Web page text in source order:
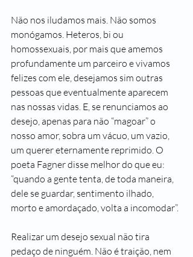
Não nos iludamos mais. Não somos
monógamos. Heteros, bi ou
homossexuais, por mais que amemos
profundamente um parceiro e vivamos
felizes com ele, desejamos sim outras
pessoas que eventualmente aparecem
nas nossas vidas. E, se renunciamos ao
desejo, apenas para não “magoar” o
nosso amor, sobra um vácuo, um vazio,
um querer eternamente reprimido. O
poeta Fagner disse melhor do que eu:
“quando a gente tenta, de toda maneira,
dele se guardar, sentimento ilhado,
morto e amordaçado, volta a incomodar”.
Realizar um desejo sexual não tira
pedaço de ninguém. Não é traição, nem